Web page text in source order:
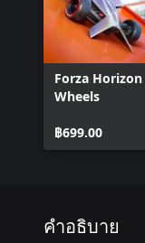
Forza
Wheels
฿699.00
คำอธิบาย